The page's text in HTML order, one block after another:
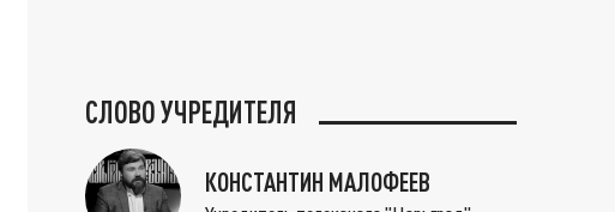
СЛОВО УЧРЕДИТЕЛЯ
КОНСТАНТИН МАЛОФЕЕВ